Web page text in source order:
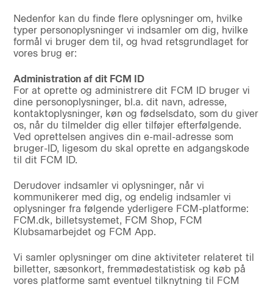
Nedenfor kan du finde flere oplysninger om, hvilke
typer personoplysninger vi indsamler om dig, hvilke
formål vi bruger dem til, og hvad retsgrundlaget for
vores brug er:
Administration af dit FCM ID
For at oprette og administrere dit FCM ID bruger vi
dine personoplysninger, bl.a. dit navn, adresse,
kontaktoplysninger, køn og fødselsdato, som du giver
os, når du tilmelder dig eller tilføjer efterfølgende.
Ved oprettelsen angives din e-mail-adresse som
bruger-ID, ligesom du skal oprette en adgangskode
til dit FCM ID.
Derudover indsamler vi oplysninger, når vi
kommunikerer med dig, og endelig indsamler vi
oplysninger fra følgende yderligere FCM-platforme:
FCM.dk, billetsystemet, FCM Shop, FCM
Klubsamarbejdet og FCM App.
Vi samler oplysninger om dine aktiviteter relateret til
billetter, sæsonkort, fremmødestatistisk og køb på
vores platforme samt eventuel tilknytning til FCM